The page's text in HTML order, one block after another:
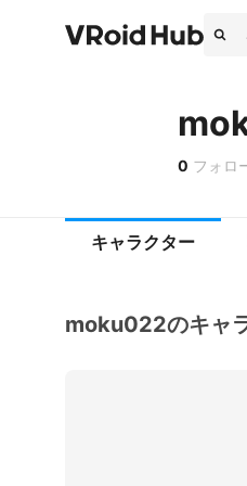
0 フォロ
キャラクター
moku022のキャ